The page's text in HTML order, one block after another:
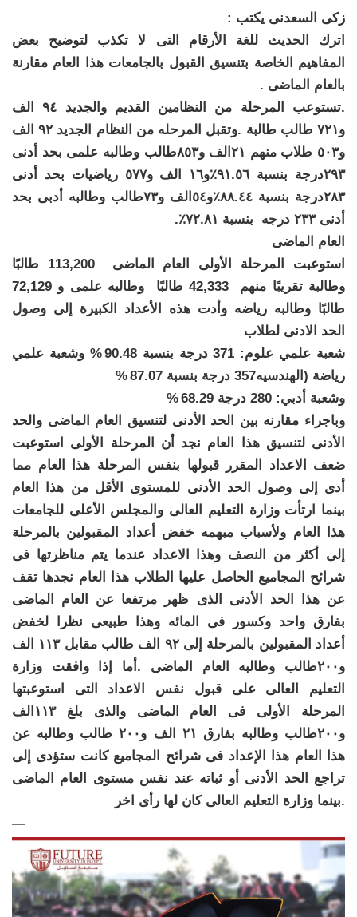
زكى السعدنى يكتب :
اترك الحديث للغة الأرقام التى لا تكذب لتوضيح بعض
المفاهيم الخاصة بتنسيق القبول بالجامعات هذا العام مقارنة
بالعام الماضى .
.تستوعب المرحلة من النظامين القديم والجديد ٩٤ الف
و٧٢١ طالب طالبة .وتقبل المرحله من النظام الجديد ٩٢ الف
و٥٠٣ طلاب منهم ٢١الف و٨٥٣طالب وطالبه علمى بحد أدنى
٢٩٣درجة بنسبة ٩١.٥٦٪و١٦ الف و٥٧٧ رياضيات بحد أدنى
٢٨٣درجة بنسبة ٨٨.٤٤٪و٥٤الف و٧٣طالب وطالبه أدبى بحد
أدنى ٢٣٣ درجه بنسبة ٧٢.٨١٪.
العام الماضى
استوعبت المرحلة الأولى العام الماضى 113,200 طالبًا
وطالبة تقريبًا منهم 42,333 طالبًا وطالبه علمى و 72,129
طالبًا وطالبه رياضه وأدت هذه الأعداد الكبيرة إلى وصول
الحد الادنى لطلاب
شعبة علمي علوم: 371 درجة بنسبة 90.48 % وشعبة علمي
رياضة (الهندسيه357 درجة بنسبة 87.07 %
وشعبة أدبي: 280 درجة 68.29 %
وباجراء مقارنه بين الحد الأدنى لتنسيق العام الماضى والحد
الأدنى لتنسيق هذا العام نجد أن المرحلة الأولى استوعبت
ضعف الاعداد المقرر قبولها بنفس المرحلة هذا العام مما
أدى إلى وصول الحد الأدنى للمستوى الأقل من هذا العام
بينما ارتأت وزارة التعليم العالى والمجلس الأعلى للجامعات
هذا العام ولأسباب مبهمه خفض أعداد المقبولين بالمرحلة
إلى أكثر من النصف وهذا الاعداد عندما يتم مناظرتها فى
شرائح المجاميع الحاصل عليها الطلاب هذا العام نجدها تقف
عن هذا الحد الأدنى الذى ظهر مرتفعا عن العام الماضى
بفارق واحد وكسور فى المائه وهذا طبيعى نظرا لخفض
أعداد المقبولين بالمرحلة إلى ٩٢ الف طالب مقابل ١١٣ الف
و٢٠٠طالب وطالبه العام الماضى .أما إذا وافقت وزارة
التعليم العالى على قبول نفس الاعداد التى استوعبتها
المرحلة الأولى فى العام الماضى والذى بلغ ١١٣الف
و٢٠٠طالب وطالبه بفارق ٢١ الف و٢٠٠ طالب وطالبه عن
هذا العام هذا الإعداد فى شرائح المجاميع كانت ستؤدى إلى
تراجع الحد الأدنى أو ثباته عند نفس مستوى العام الماضى
.بينما وزارة التعليم العالى كان لها رأى اخر
—